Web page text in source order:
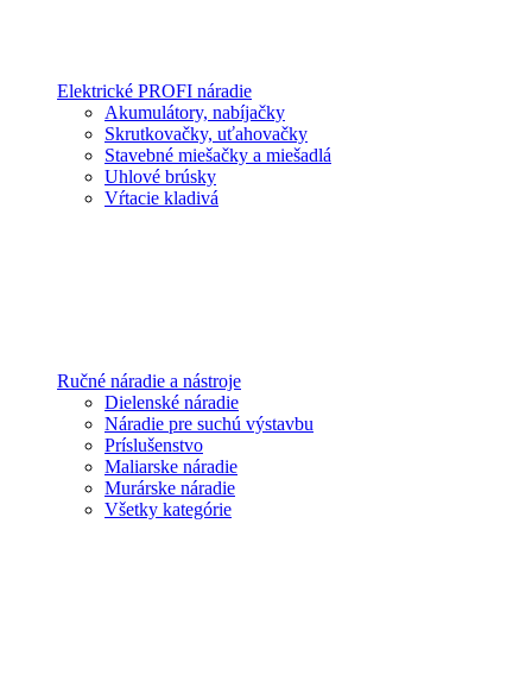
Elektrické PROFI náradie
Akumulátory, nabíjačky
Skrutkovačky, uťahovačky
Stavebné miešačky a miešadlá
Uhlové brúsky
Vŕtacie kladivá
Ručné náradie a nástroje
Dielenské náradie
Náradie pre suchú výstavbu
Príslušenstvo
Maliarske náradie
Murárske náradie
Všetky kategórie